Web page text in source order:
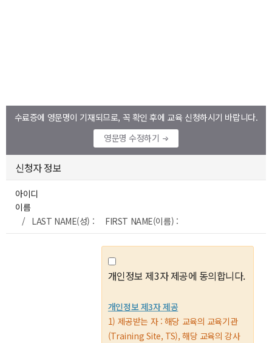
수료증에 영문명이 기재되므로, 꼭 확인 후에 교육 신청하시기 바랍니다.
영문명 수정하기
신청자 정보
아이디
이름
/ LAST NAME(성) : FIRST NAME(이름) :
개인정보 제3자 제공에 동의합니다.
개인정보 제3자 제공
1) 제공받는 자 : 해당 교육의 교육기관
(Training Site, TS), 해당 교육의 강사